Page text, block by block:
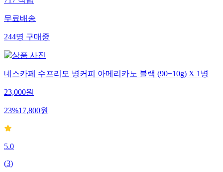
무료배송
244명구매중
네스카페 수프리모 병커피 아메리카노 블랙 (90+10g) X 1병
23,000원
23%17,800원
5.0
(3)